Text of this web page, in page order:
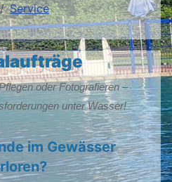
Service
oder Fotografieren –
unter Wasser!
im Gewässer